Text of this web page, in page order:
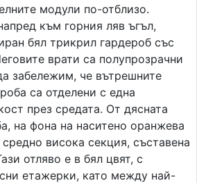
модули по-отблизо.
към горния ляв ъгъл,
бял трикрил гардероб със
врати са полупрозрачни
забележим, че вътрешните
са отделени с една
през средата. От дясната
на фона на наситено оранжева
висока секция, съставена
отляво е в бял цвят, с
етажерки, като между най-